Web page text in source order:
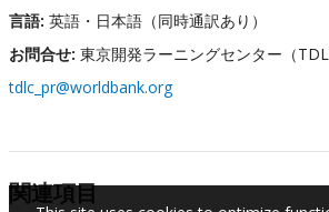
言語: 英語・日本語（同時通訳あり）
お問合せ: 東京開発ラーニングセンター（
tdlc_pr@worldbank.org
関連項目